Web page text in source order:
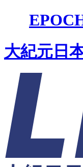
大紀元日